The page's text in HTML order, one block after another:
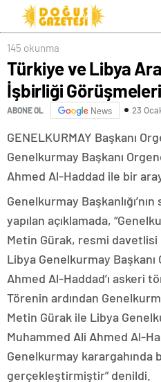
145 okunma
Türkiye ve Libya
İşbirliği Görüşmeleri
ABONE OL News 23
GENELKURMAY Başkanı
Genelkurmay Başkanı
Ahmed Al-Haddad ile bir
Genelkurmay
yapılan açıklamada,
Metin Gürak, resmi davetlisi
Libya Genelkurmay
Ahmed Al-Haddad’ı askeri
Törenin ardından
Metin Gürak ile Libya
Muhammed Ali Ahmed Al-
Genelkurmay karargahında
gerçekleştirmiştir” denildi.